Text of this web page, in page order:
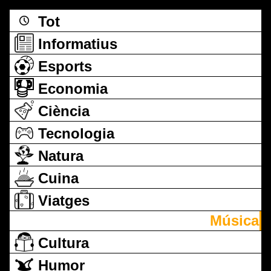
Tot
Informatius
Esports
Economia
Ciència
Tecnologia
Natura
Cuina
Viatges
Música
Cultura
Humor